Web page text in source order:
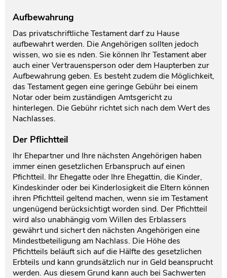
Aufbewahrung
Das privatschriftliche Testament darf zu Hause
aufbewahrt werden. Die Angehörigen sollten jedoch
wissen, wo sie es nden. Sie können Ihr Testament aber
auch einer Vertrauensperson oder dem Haupterben zur
Aufbewahrung geben. Es besteht zudem die Möglichkeit,
das Testament gegen eine geringe Gebühr bei einem
Notar oder beim zuständigen Amtsgericht zu
hinterlegen. Die Gebühr richtet sich nach dem Wert des
Nachlasses.
Der Pflichtteil
Ihr Ehepartner und Ihre nächsten Angehörigen haben
immer einen gesetzlichen Erbanspruch auf einen
Pfichtteil. Ihr Ehegatte oder Ihre Ehegattin, die Kinder,
Kindeskinder oder bei Kinderlosigkeit die Eltern können
ihren Pfichtteil geltend machen, wenn sie im Testament
ungenügend berücksichtigt worden sind. Der Pfichtteil
wird also unabhängig vom Willen des Erblassers
gewährt und sichert den nächsten Angehörigen eine
Mindestbeteiligung am Nachlass. Die Höhe des
Pfichtteils beläuft sich auf die Hälfte des gesetzlichen
Erbteils und kann grundsätzlich nur in Geld beansprucht
werden. Aus diesem Grund kann auch bei Sachwerten